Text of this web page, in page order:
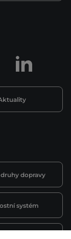
druhy dopravy
systém
LinkedIn